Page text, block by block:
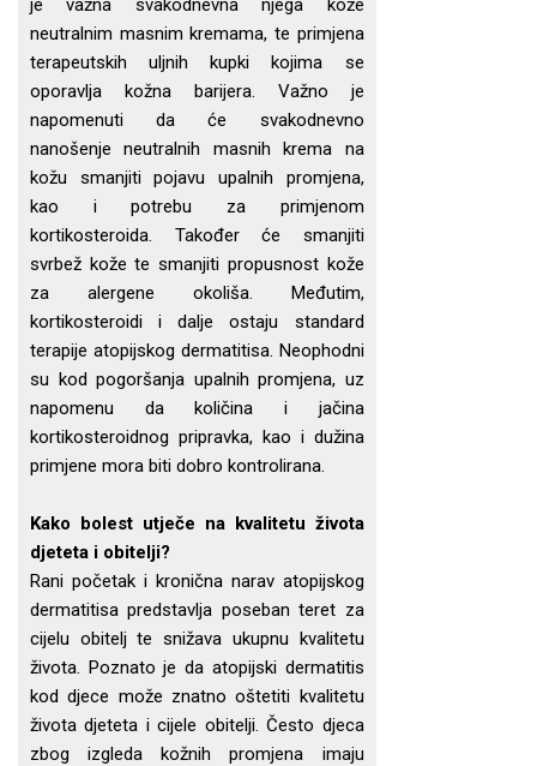
je važna svakodnevna njega kože
neutralnim masnim kremama, te primjena
terapeutskih uljnih kupki kojima se
oporavlja kožna barijera. Važno je
napomenuti da će svakodnevno
nanošenje neutralnih masnih krema na
kožu smanjiti pojavu upalnih promjena,
kao i potrebu za primjenom
kortikosteroida. Također će smanjiti
svrbež kože te smanjiti propusnost kože
za alergene okoliša. Međutim,
kortikosteroidi i dalje ostaju standard
terapije atopijskog dermatitisa. Neophodni
su kod pogoršanja upalnih promjena, uz
napomenu da količina i jačina
kortikosteroidnog pripravka, kao i dužina
primjene mora biti dobro kontrolirana.
Kako bolest utječe na kvalitetu života
djeteta i obitelji?
Rani početak i kronična narav atopijskog
dermatitisa predstavlja poseban teret za
cijelu obitelj te snižava ukupnu kvalitetu
života. Poznato je da atopijski dermatitis
kod djece može znatno oštetiti kvalitetu
života djeteta i cijele obitelji. Često djeca
zbog izgleda kožnih promjena imaju